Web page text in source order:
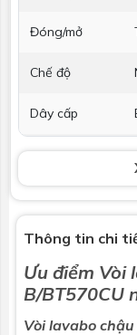
Đóng/mở
Chế độ
Dây cấp
Bộ xả
theo
Bảo hành
Thông tin chi
Ưu điểm Vòi
B/BT570CU
Vòi lavabo